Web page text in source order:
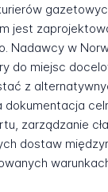
jest
Nadawcy w
do miejsc
z
dokumentacja
zarządzanie
dostaw